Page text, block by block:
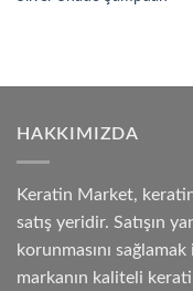
HAKKIMIZDA
Keratin Market,
satış yeridir. Satışın
korunmasını
markanın kaliteli